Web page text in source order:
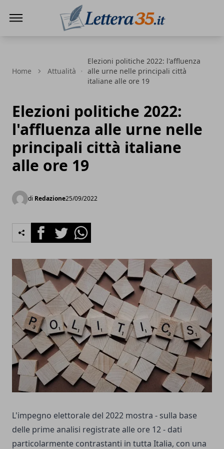
Home Attualità
Elezioni politiche 2022: l'affluenza
alle urne nelle principali città
italiane alle ore 19
Elezioni politiche 2022:
l'affluenza alle urne nelle
principali città italiane
alle ore 19
di Redazione25/09/2022
FacebookTwitterWhatsapp
L'impegno elettorale del 2022 mostra - sulla base
delle prime analisi registrate alle ore 12 - dati
particolarmente contrastanti in tutta Italia, con una